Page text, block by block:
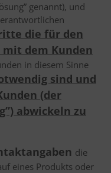
genannt), und
die für den
mit dem Kunden
in diesem Sinne
sind und
(der
abwickeln zu
die
eines Produkts oder